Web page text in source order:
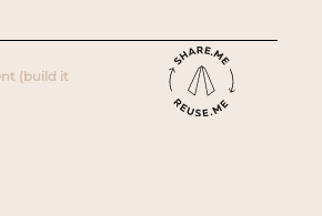
(build it